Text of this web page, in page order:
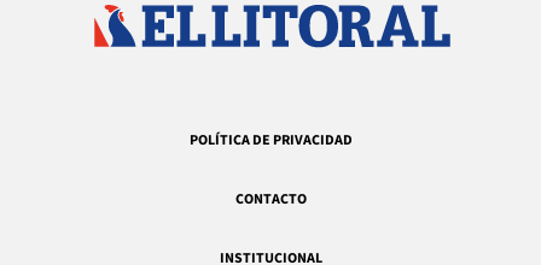
POLÍTICA DE PRIVACIDAD
CONTACTO
INSTITUCIONAL